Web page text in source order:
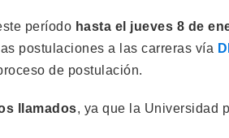
período hasta el jueves 8 de
postulaciones a las carreras vía
de postulación.
llamados, ya que la Universidad